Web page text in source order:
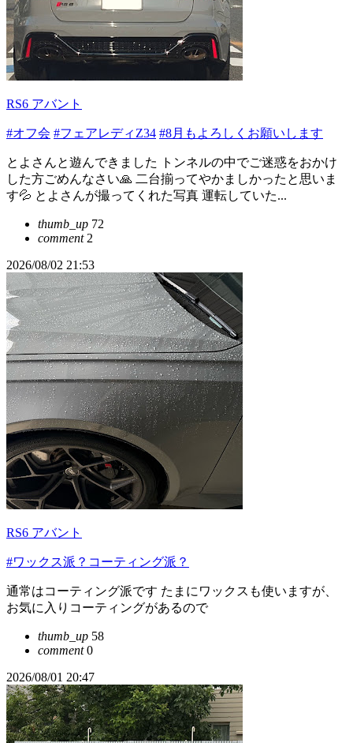
RS6 アバント
#オフ会 #フェアレディZ34 #8月もよろしくお願いします
とよさんと遊んできました トンネルの中でご迷惑をおかけ
した方ごめんなさい🙏 二台揃ってやかましかったと思いま
す💦 とよさんが撮ってくれた写真 運転していた...
thumb_up 72
comment2
2026/08/02 21:53
RS6 アバント
#ワックス派？コーティング派？
通常はコーティング派です たまにワックスも使いますが、
お気に入りコーティングがあるので
thumb_up 58
comment0
2026/08/01 20:47